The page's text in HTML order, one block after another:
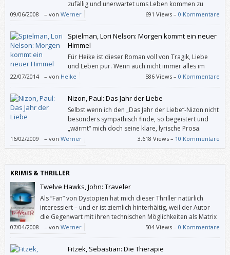
zufällig und unerwartet ums Leben kommen zu
lassen? – Jetzt, nach der Lektüre von Nizons “Stolz”,
weiß ich, dass das nicht wirklich funktioniert. Und hier stirbt die Titelfigur
nicht einmal völlig überraschend.
09/06/2008 – von Werner 691 Views –0 Kommentare
Spielman, Lori Nelson: Morgen kommt ein neuer
Himmel
Für Heike ist dieser Roman voll von Tragik, Liebe
und Leben pur. Wenn auch nicht immer alles im
Leben zu einem Happy End führt – diese Geschichte
macht dennoch Mut und bescherte mir rührende, nachdenkliche und
unterhaltsame Lesestunden.
22/07/2014 – von Heike 586 Views –0 Kommentare
Nizon, Paul: Das Jahr der Liebe
Selbst wenn ich den „Das Jahr der Liebe“-Nizon nicht
besonders sympathisch finde, so begeistert und
„wärmt“ mich doch seine klare, lyrische Prosa.
16/02/2009 – von Werner 3.618 Views – 10 Kommentare
KRIMIS & THRILLER
Twelve Hawks, John: Traveler
Als “Fan” von Dystopien hat mich dieser Thriller natürlich
interessiert – und er ist ziemlich hinterhältig, weil der Autor
die Gegenwart mit ihren technischen Möglichkeiten als Matrix
für die Beschreibung einer total überwachten Gesellschaft
benutzt.
07/04/2008 – von Werner 504 Views –0 Kommentare
Fitzek, Sebastian: Die Therapie